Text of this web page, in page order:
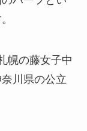
幌の藤女子中
川県の公立